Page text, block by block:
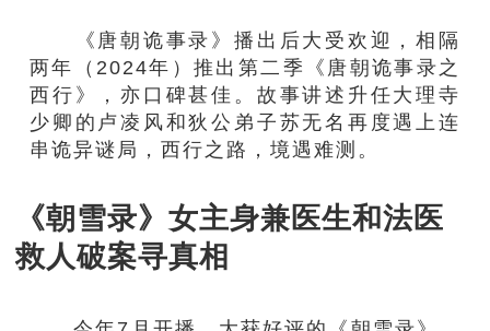
《唐朝诡事录》播出后大受欢迎，相隔
两年（2024年）推出第二季《唐朝诡事录之
西行》，亦口碑甚佳。故事讲述升任大理寺
少卿的卢凌风和狄公弟子苏无名再度遇上连
串诡异谜局，西行之路，境遇难测。
《朝雪录》女主身兼医生和法医
救人破案寻真相